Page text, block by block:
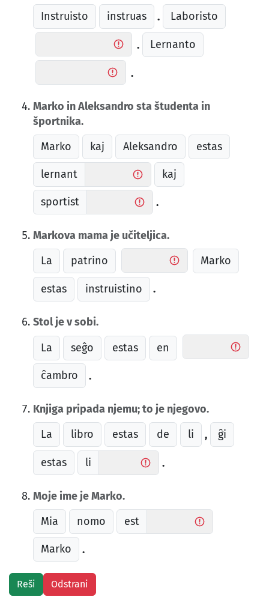
Instruisto
instruas . Laboristo
. Lernanto
.
Marko in Aleksandro sta študenta in
športnika.
Marko
kaj Aleksandro estas
lernant kaj
sportist .
Markova mama je učiteljica.
La
patrino Marko
estas instruistino .
Stol je v sobi.
La
seĝo estas en
ĉambro .
Knjiga pripada njemu; to je njegovo.
La
libro estas de li , ĝi
estas li .
Moje ime je Marko.
Mia
nomo est
Marko .